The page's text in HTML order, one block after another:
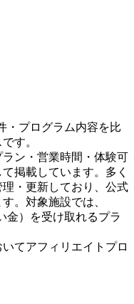
・プログラム内容を比
す。
ン・営業時間・体験可
掲載しています。多く
・更新しており、公式
。対象施設では、
金）を受け取れるプラ
てアフィリエイトプロ